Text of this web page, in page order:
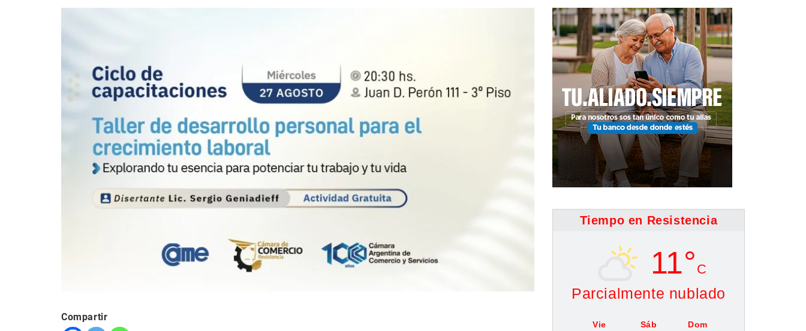
Compartir
Tiempo en Resistencia
11° C
Parcialmente nublado
Vie Sáb Dom